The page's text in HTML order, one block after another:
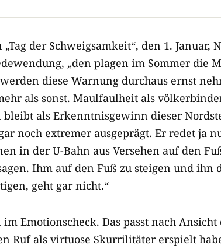
der Schweigsamkeit“, den 1. Januar,
„den plagen im Sommer die
diese Warnung durchaus ernst
als sonst. Maulfaulheit als
als Erkenntnisgewinn dieser
noch extremer ausgeprägt. Er redet ja
in der U-Bahn aus Versehen auf den
Ihm auf den Fuß zu steigen und ihn
geht gar nicht.“
Emotionscheck. Das passt nach
Ruf als virtuose Skurrilitäter erspielt